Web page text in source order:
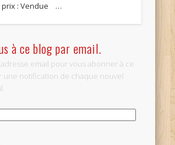
prix : Vendue …
à ce blog par email.
email pour vous abonner à ce
une notification de chaque nouvel